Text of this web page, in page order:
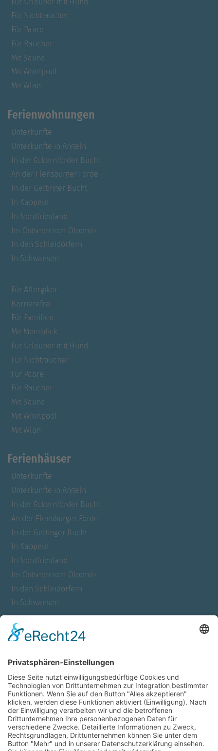
Für Nichtraucher
Für Paare
Für Raucher
Mit Sauna
Mit Whirlpool
Mit Wlan
Ferienwohnungen
Unterkünfte
Unterkünfte in Angeln
In der Eckernförder Bucht
An der Flensburger Förde
In der Geltinger Bucht
In Kappeln
In Nordfriesland
Im Ostseeresort Olpenitz
In den Schleidörfern
In Schwansen
Für Allergiker
Barrierefrei
Für Familien
Mit Meerblick
Für Urlauber mit Hund
Für Nichtraucher
Für Paare
Für Raucher
Mit Sauna
Mit Whirlpool
Mit Wlan
Ferienhäuser
Unterkünfte
Unterkünfte in Angeln
In der Eckernförder Bucht
An der Flensburger Förde
In der Geltinger Bucht
In Kappeln
In Nordfriesland
Im Ostseeresort Olpenitz
In den Schleidörfern
In Schwansen
Für Allergiker
Für Familien
Mit Meerblick
Für Urlauber mit Hund
Für Nichtraucher
Für Paare
Für Raucher
Mit Sauna